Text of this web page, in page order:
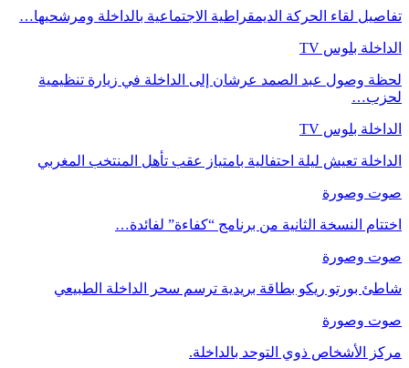
تفاصيل لقاء الحركة الديمقراطية الاجتماعية بالداخلة ومرشحيها…
الداخلة بلوس TV
لحظة وصول عبد الصمد عرشان إلى الداخلة في زيارة تنظيمية
لحزب…
الداخلة بلوس TV
الداخلة تعيش ليلة احتفالية بامتياز عقب تأهل المنتخب المغربي
صوت وصورة
اختتام النسخة الثانية من برنامج “كفاءة” لفائدة…
صوت وصورة
شاطئ بورتو ريكو بطاقة بريدية ترسم سحر الداخلة الطبيعي
صوت وصورة
مركز الأشخاص ذوي التوحد بالداخلة.